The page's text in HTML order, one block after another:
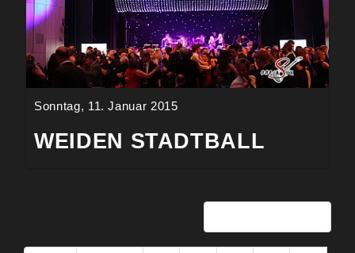
Sonntag, 11. Januar 2015
WEIDEN STADTBALL